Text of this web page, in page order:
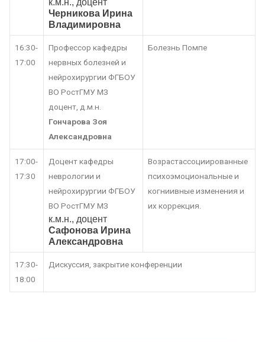
Черникова Ирина
Владимировна
16:30-
17:00
Профессор кафедры
нервных болезней и
нейрохирургии ФГБОУ
ВО РостГМУ МЗ
доцент, д.м.н.
Гончарова Зоя
Александровна
Болезнь Помпе
17:00-
17:30
Доцент кафедры
неврологии и
нейрохирургии ФГБОУ
ВО РостГМУ МЗ
к.м.н., доцент
Сафонова Ирина
Александровна
Возрастассоциированные
психоэмоциональные и
когниивные изменения и
их коррекция.
17:30-
18:00
Дискуссия, закрытие конференции